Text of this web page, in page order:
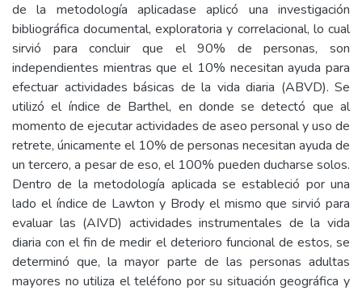
de la metodología aplicadase aplicó una investigación
bibliográfica documental, exploratoria y correlacional, lo cual
sirvió para concluir que el 90% de personas, son
independientes mientras que el 10% necesitan ayuda para
efectuar actividades básicas de la vida diaria (ABVD). Se
utilizó el índice de Barthel, en donde se detectó que al
momento de ejecutar actividades de aseo personal y uso de
retrete, únicamente el 10% de personas necesitan ayuda de
un tercero, a pesar de eso, el 100% pueden ducharse solos.
Dentro de la metodología aplicada se estableció por una
lado el índice de Lawton y Brody el mismo que sirvió para
evaluar las (AIVD) actividades instrumentales de la vida
diaria con el fin de medir el deterioro funcional de estos, se
determinó que, la mayor parte de las personas adultas
mayores no utiliza el teléfono por su situación geográfica y